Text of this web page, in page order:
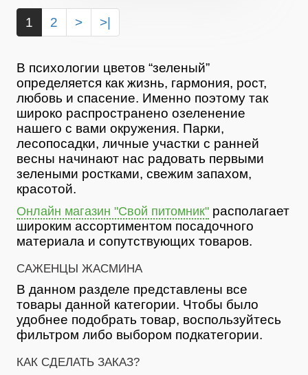
1 2 > >|
В психологии цветов “зеленый”
определяется как жизнь, гармония, рост,
любовь и спасение. Именно поэтому так
широко распространено озеленение
нашего с вами окружения. Парки,
лесопосадки, личные участки с ранней
весны начинают нас радовать первыми
зелеными ростками, свежим запахом,
красотой.
Онлайн магазин "Свой питомник" располагает
широким ассортиментом посадочного
материала и сопутствующих товаров.
САЖЕНЦЫ ЖАСМИНА
В данном разделе представлены все
товары данной категории. Чтобы было
удобнее подобрать товар, воспользуйтесь
фильтром либо выбором подкатегории.
КАК СДЕЛАТЬ ЗАКАЗ?